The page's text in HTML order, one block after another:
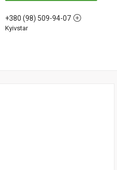
+380 (98) 509-94-07
Kyivstar